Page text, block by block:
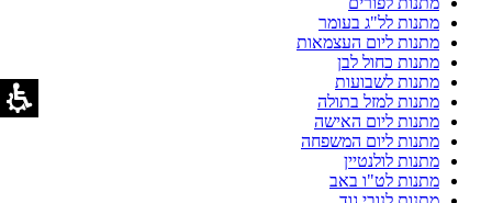
מתנות לל"ג בעומר
מתנות ליום העצמאות
מתנות כחול לבן
מתנות לשבועות
מתנות למזל בתולה
מתנות ליום האישה
מתנות ליום המשפחה
מתנות לולנטיין
מתנות לט"ו באב